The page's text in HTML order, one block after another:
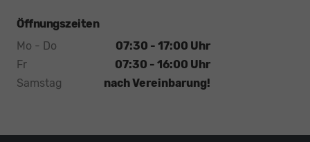
Öffnungszeiten
Mo - Do
07:30 - 17:00 Uhr
Fr
07:30 - 16:00 Uhr
Samstag
nach Vereinbarung!